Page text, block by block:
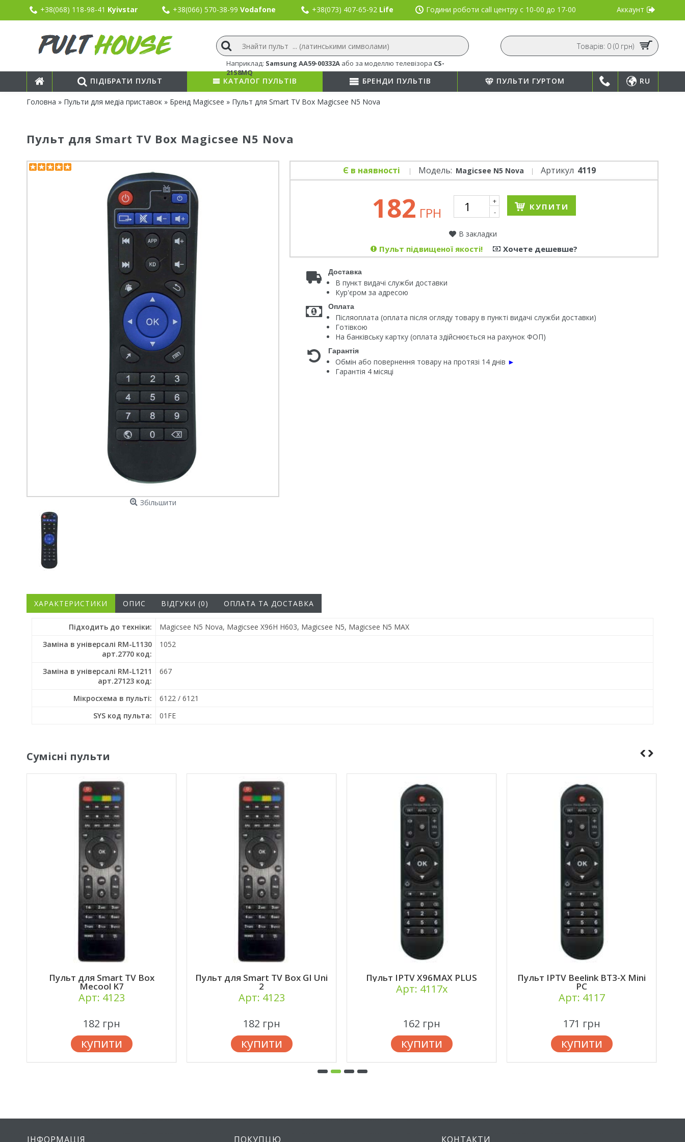
+38(068) 118-98-41 Kyivstar +38(066) 570-38-99 Vodafone +38(073) 407-65-92 Life Години роботи call центру с 10-00 до 17-00 Аккаунт
Наприклад: Samsung AA59-00332A або за моделлю телевізора CS-
21S8MQ
Товарів: 0 (0 грн)
ПІДІБРАТИ ПУЛЬТ КАТАЛОГ ПУЛЬТІВ БРЕНДИ ПУЛЬТІВ ПУЛЬТИ ГУРТОМ RU
Головна » Пульти для медіа приставок » Бренд Magicsee » Пульт для Smart TV Box Magicsee N5 Nova
Пульт для Smart TV Box Magicsee N5 Nova
Збільшити
Є в наявності Модель: Magicsee N5 Nova Артикул 4119
182 ГРН
+
-
КУПИТИ
В закладки
Пульт підвищеної якості! Хочете дешевше?
Доставка
В пункт видачі служби доставки
Кур'єром за адресою
Оплата
Післяоплата (оплата після огляду товару в пункті видачі служби доставки)
Готівкою
На банківську картку (оплата здійснюється на рахунок ФОП)
Гарантія
Обмін або повернення товару на протязі 14 днів ►
Гарантія 4 місяці
ХАРАКТЕРИСТИКИ ОПИС ВІДГУКИ (0) ОПЛАТА ТА ДОСТАВКА
Підходить до техніки:
Magicsee N5 Nova, Magicsee X96H H603, Magicsee N5, Magicsee N5 MAX
Заміна в універсалі RM-L1130
арт.2770 код:
1052
Заміна в універсалі RM-L1211
арт.27123 код:
667
Мікросхема в пульті:
6122 / 6121
SYS код пульта:
01FE
Сумісні пульти
Пульт для Smart TV Box
Mecool K7
Арт: 4123
182 грн
купити
Пульт для Smart TV Box GI Uni
2
Арт: 4123
182 грн
купити
Пульт IPTV X96MAX PLUS
Арт: 4117x
162 грн
купити
Пульт IPTV Beelink BT3-X Mini
PC
Арт: 4117
171 грн
купити
ІНФОРМАЦІЯ ПОКУПЦЮ КОНТАКТИ